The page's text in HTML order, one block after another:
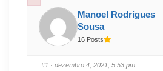
Manoel Rodrigues
Sousa
16 Posts
#1 · dezembro 4, 2021, 5:53 pm
Failed to initialize plugin: wplink